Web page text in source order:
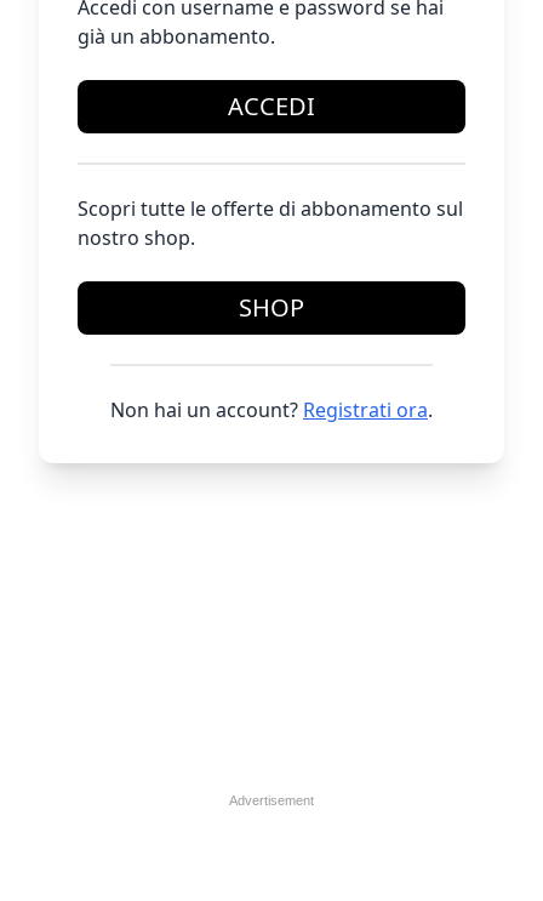
Accedi con username e password se hai
già un abbonamento.
ACCEDI
Scopri tutte le offerte di abbonamento sul
nostro shop.
SHOP
Non hai un account? Registrati ora.